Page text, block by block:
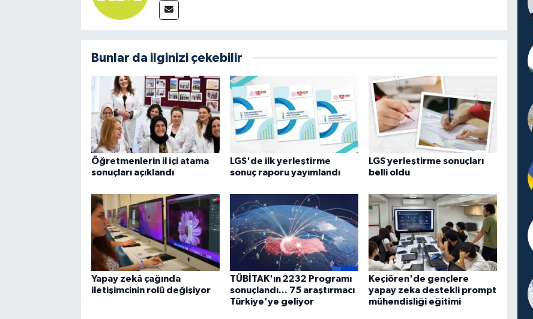
Bunlar da ilginizi çekebilir
Öğretmenlerin il içi atama
sonuçları açıklandı
LGS'de ilk yerleştirme
sonuç raporu yayımlandı
LGS yerleştirme sonuçları
belli oldu
Yapay zekâ çağında
iletişimcinin rolü değişiyor
TÜBİTAK'ın 2232 Programı
sonuçlandı... 75 araştırmacı
Türkiye'ye geliyor
Keçiören'de gençlere
yapay zeka destekli prompt
mühendisliği eğitimi